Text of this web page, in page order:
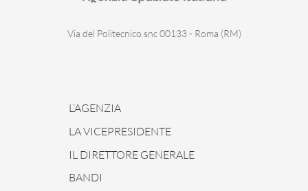
Via del Politecnico snc 00133 - Roma (RM)
L’AGENZIA
LA VICEPRESIDENTE
IL DIRETTORE GENERALE
BANDI